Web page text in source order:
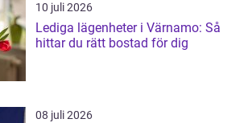
10 juli 2026
Lediga lägenheter i Värnamo: Så
hittar du rätt bostad för dig
08 juli 2026